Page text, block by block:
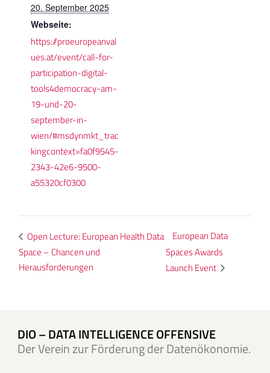
20. September 2025
Webseite:
https://proeuropeanval
ues.at/event/call-for-
participation-digital-
tools4democracy-am-
19-und-20-
september-in-
wien/#msdynmkt_trac
kingcontext=fa0f9545-
2343-42e6-9500-
a55320cf0300
Open Lecture: European Health Data
Space – Chancen und
Herausforderungen
European Data
Spaces Awards
Launch Event
DIO – DATA INTELLIGENCE OFFENSIVE
Der Verein zur Förderung der Datenökonomie.